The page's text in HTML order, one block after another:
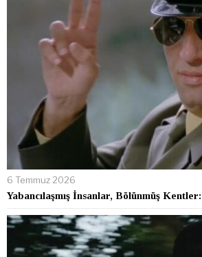
6 Temmuz 2026
Yabancılaşmış İnsanlar, Bölünmüş